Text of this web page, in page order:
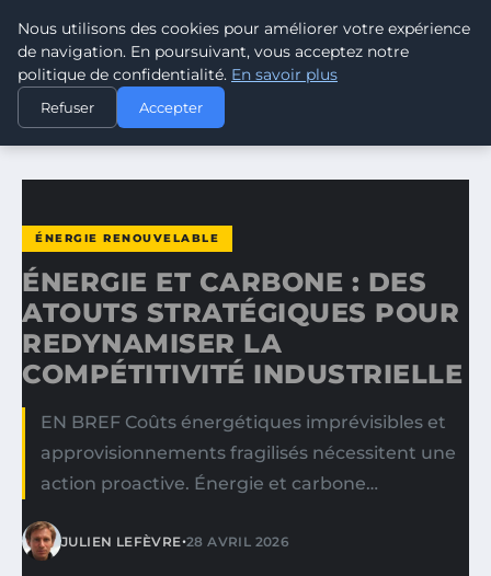
CLIMATE RESPONSE BLOG
ACCUEIL
ÉNERGIE RENOUVELABLE
ÉNERGIE ET CARBONE : DES ATOUTS STRATÉGIQUES POUR…
ÉNERGIE RENOUVELABLE
ÉNERGIE ET CARBONE : DES
ATOUTS STRATÉGIQUES POUR
REDYNAMISER LA
COMPÉTITIVITÉ INDUSTRIELLE
EN BREF Coûts énergétiques imprévisibles et
approvisionnements fragilisés nécessitent une
action proactive. Énergie et carbone…
JULIEN LEFÈVRE•28 AVRIL 2026
Nous utilisons des cookies pour améliorer votre expérience
de navigation. En poursuivant, vous acceptez notre
politique de confidentialité. En savoir plus
Refuser Accepter